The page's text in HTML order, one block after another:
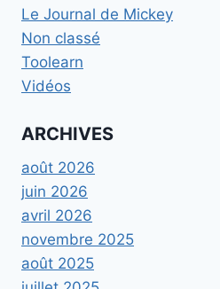
Le Journal de Mickey
Non classé
Toolearn
Vidéos
ARCHIVES
août 2026
juin 2026
avril 2026
novembre 2025
août 2025